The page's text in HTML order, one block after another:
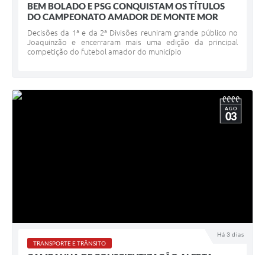
BEM BOLADO E PSG CONQUISTAM OS TÍTULOS
DO CAMPEONATO AMADOR DE MONTE MOR
Decisões da 1ª e da 2ª Divisões reuniram grande público no
Joaquinzão e encerraram mais uma edição da principal
competição do futebol amador do município
Há 3 dias
AGO
03
TRANSPORTE E TRÂNSITO